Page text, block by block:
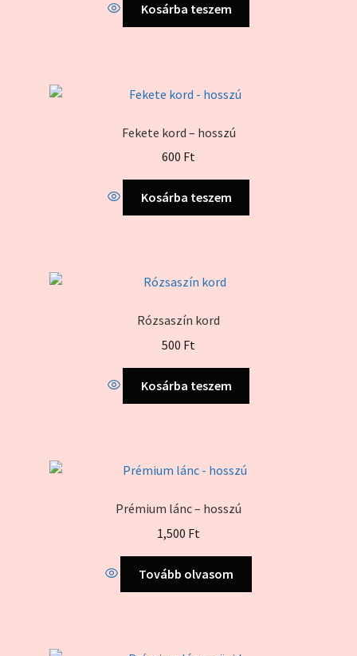
Kosárba teszem
Fekete kord – hosszú
600 Ft
Kosárba teszem
Rózsaszín kord
500 Ft
Kosárba teszem
Prémium lánc – hosszú
1,500 Ft
Tovább olvasom